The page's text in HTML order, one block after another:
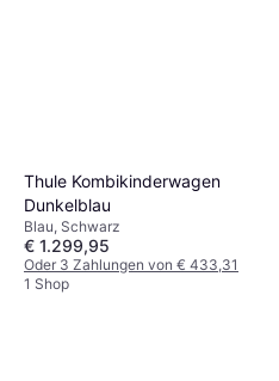
Thule Kombikinderwagen
Dunkelblau
Blau, Schwarz
€ 1.299,95
Oder 3 Zahlungen von € 433,31
1 Shop